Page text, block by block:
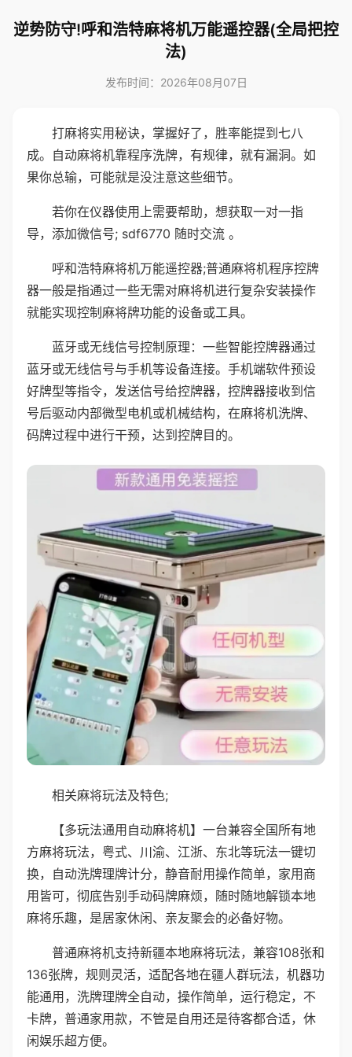
逆势防守!呼和浩特麻将机万能遥控器(全局把控
法)
发布时间：2026年08月07日
打麻将实用秘诀，掌握好了，胜率能提到七八
成。自动麻将机靠程序洗牌，有规律，就有漏洞。如
果你总输，可能就是没注意这些细节。
若你在仪器使用上需要帮助，想获取一对一指
导，添加微信号; sdf6770 随时交流 。
呼和浩特麻将机万能遥控器;普通麻将机程序控牌
器一般是指通过一些无需对麻将机进行复杂安装操作
就能实现控制麻将牌功能的设备或工具。
蓝牙或无线信号控制原理：一些智能控牌器通过
蓝牙或无线信号与手机等设备连接。手机端软件预设
好牌型等指令，发送信号给控牌器，控牌器接收到信
号后驱动内部微型电机或机械结构，在麻将机洗牌、
码牌过程中进行干预，达到控牌目的。
相关麻将玩法及特色;
【多玩法通用自动麻将机】一台兼容全国所有地
方麻将玩法，粤式、川渝、江浙、东北等玩法一键切
换，自动洗牌理牌计分，静音耐用操作简单，家用商
用皆可，彻底告别手动码牌麻烦，随时随地解锁本地
麻将乐趣，是居家休闲、亲友聚会的必备好物。
普通麻将机支持新疆本地麻将玩法，兼容108张和
136张牌，规则灵活，适配各地在疆人群玩法，机器功
能通用，洗牌理牌全自动，操作简单，运行稳定，不
卡牌，普通家用款，不管是自用还是待客都合适，休
闲娱乐超方便。